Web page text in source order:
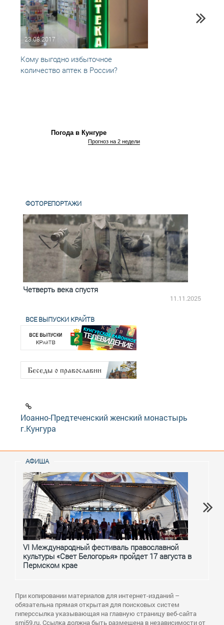
23.08.2017
Кому выгодно избыточное
количество аптек в России?
Погода в Кунгуре
Прогноз на 2 недели
ФОТОРЕПОРТАЖИ
Четверть века спустя
11.11.2025
ВСЕ ВЫПУСКИ КРАЙТВ
Иоанно-Предтеченский женский монастырь
г.Кунгура
АФИША
VI Международный фестиваль православной
культуры «Свет Белогорья» пройдет 17 августа в
Пермском крае
При копировании материалов для интернет-изданий –
обязательна прямая открытая для поисковых систем
гиперссылка указывающая на главную страницу веб-сайта
smi59.ru. Ссылка должна быть размещена в независимости от